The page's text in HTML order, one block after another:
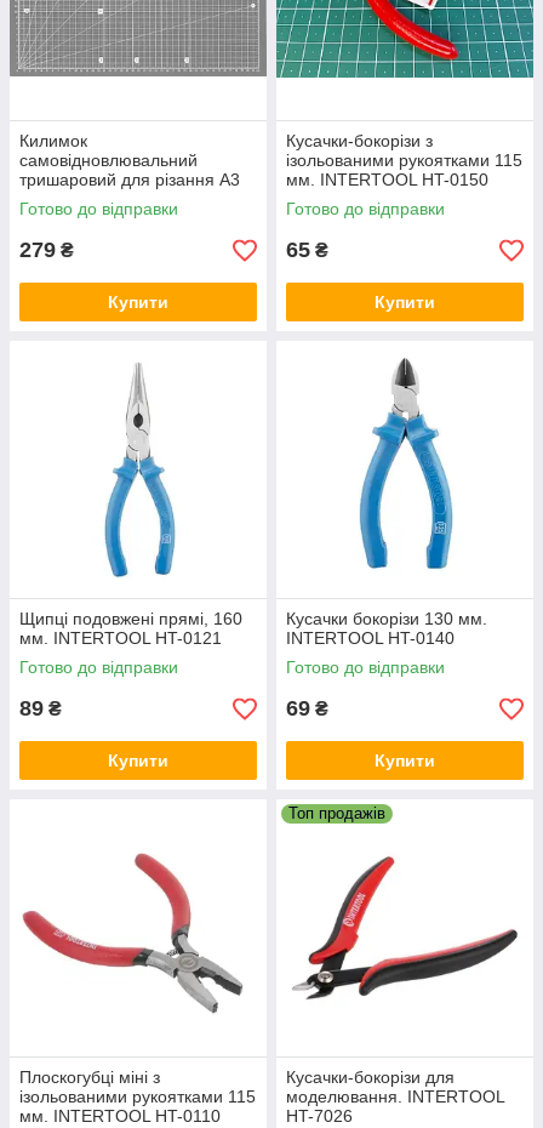
Килимок
самовідновлювальний
тришаровий для різання А3
(сірий). AXENT 7902-03А
Готово до відправки
279 ₴
Купити
Кусачки-бокорізи з
ізольованими рукоятками 115
мм. INTERTOOL HT-0150
Готово до відправки
65 ₴
Купити
Щипці подовжені прямі, 160
мм. INTERTOOL HT-0121
Готово до відправки
89 ₴
Купити
Кусачки бокорізи 130 мм.
INTERTOOL HT-0140
Готово до відправки
69 ₴
Купити
Плоскогубці міні з
ізольованими рукоятками 115
мм. INTERTOOL HT-0110
Топ продажів
Кусачки-бокорізи для
моделювання. INTERTOOL
HT-7026